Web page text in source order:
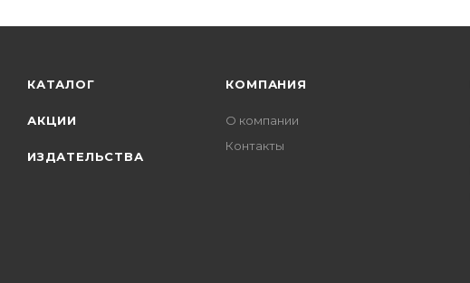
КАТАЛОГ
АКЦИИ
ИЗДАТЕЛЬСТВА
КОМПАНИЯ
О компании
Контакты